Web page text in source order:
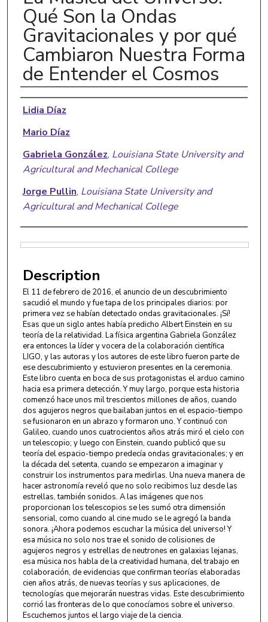
Qué Son la Ondas
Gravitacionales y por qué
Cambiaron Nuestra Forma
de Entender el Cosmos
Authors
Lidia Díaz
Mario Díaz
Gabriela González, Louisiana State University and
Agricultural and Mechanical College
Jorge Pullin, Louisiana State University and
Agricultural and Mechanical College
Description
El 11 de febrero de 2016, el anuncio de un descubrimiento
sacudió el mundo y fue tapa de los principales diarios: por
primera vez se habían detectado ondas gravitacionales. ¡Sí!
Esas que un siglo antes había predicho Albert Einstein en su
teoría de la relatividad. La física argentina Gabriela González
era entonces la líder y vocera de la colaboración científica
LIGO, y las autoras y los autores de este libro fueron parte de
ese descubrimiento y estuvieron presentes en la ceremonia.
Este libro cuenta en boca de sus protagonistas el arduo camino
hacia esa primera detección. Y muy largo, porque esta historia
comenzó hace unos mil trescientos millones de años, cuando
dos agujeros negros que bailaban juntos en el espacio-tiempo
se fusionaron en un abrazo y formaron uno. Y continuó con
Galileo, cuando unos cuatrocientos años atrás miró el cielo con
un telescopio; y luego con Einstein, cuando publicó que su
teoría del espacio-tiempo predecía ondas gravitacionales; y en
la década del setenta, cuando se empezaron a imaginar y
construir los instrumentos para medirlas. Una nueva manera de
hacer astronomía reveló que no solo recibimos luz desde las
estrellas, también sonidos. A las imágenes que nos
proporcionan los telescopios se les sumó otra dimensión
sensorial, como cuando al cine mudo se le agregó la banda
sonora. ¡Ahora podemos escuchar la música del universo! Y
esa música no solo nos trae el sonido de colisiones de
agujeros negros y estrellas de neutrones en galaxias lejanas,
esa música nos habla de la creatividad humana, del trabajo en
colaboración, de evidencias que confirman teorías elaboradas
cien años atrás, de nuevas teorías y sus aplicaciones, de
tecnologías que mejorarán nuestras vidas. Este descubrimiento
corrió las fronteras de lo que conocíamos sobre el universo.
Escuchemos juntos el largo viaje de la ciencia.